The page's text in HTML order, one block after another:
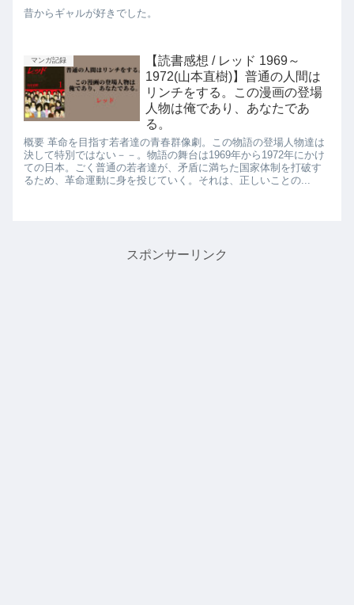
昔からギャルが好きでした。
マンガ記録
【読書感想 / レッド 1969～
1972(山本直樹)】普通の人間は
リンチをする。この漫画の登場
人物は俺であり、あなたであ
る。
概要 革命を目指す若者達の青春群像劇。この物語の登場人物達は
決して特別ではない－－。物語の舞台は1969年から1972年にかけ
ての日本。ごく普通の若者達が、矛盾に満ちた国家体制を打破す
るため、革命運動に身を投じていく。それは、正しいことの...
スポンサーリンク